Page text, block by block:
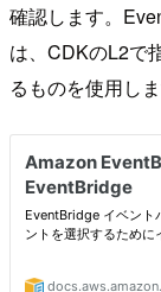
確認します。
は、CDKのL2で
るものを使用しま